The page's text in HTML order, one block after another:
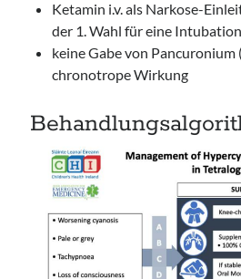
Ketamin i.v. als Narkose-
der 1. Wahl für eine Intubation
keine Gabe von Pancuronium
chronotrope Wirkung